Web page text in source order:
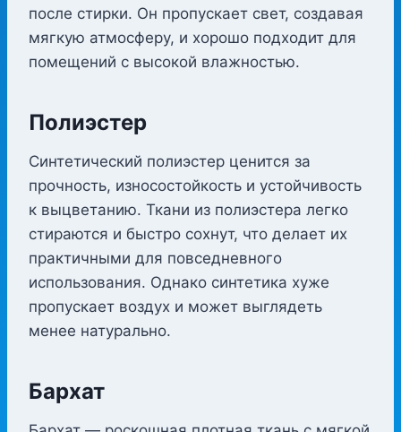
после стирки. Он пропускает свет, создавая
мягкую атмосферу, и хорошо подходит для
помещений с высокой влажностью.
Полиэстер
Синтетический полиэстер ценится за
прочность, износостойкость и устойчивость
к выцветанию. Ткани из полиэстера легко
стираются и быстро сохнут, что делает их
практичными для повседневного
использования. Однако синтетика хуже
пропускает воздух и может выглядеть
менее натурально.
Бархат